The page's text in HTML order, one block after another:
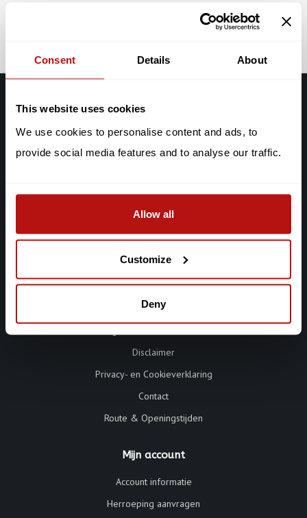
Consent Details About
This website uses cookies
We use cookies to personalise content and ads, to
provide social media features and to analyse our traffic.
Allow all
Customize
Deny
Abonneer
Informatie
Disclaimer
Privacy- en Cookieverklaring
Contact
Route & Openingstijden
Mijn account
Account informatie
Herroeping aanvragen